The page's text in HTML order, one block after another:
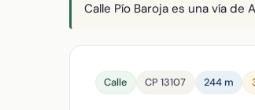
Calle Pío Baroja es una vía de
Calle CP 13107 244 m